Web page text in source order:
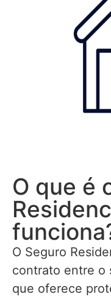
O que é
O Seguro
contrato entre o
que oferece